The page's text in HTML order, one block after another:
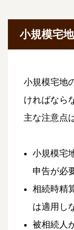
小規模宅
小規模宅地
ければなら
主な注意点
小規模宅
申告が必
相続時精
は適用し
被相続人